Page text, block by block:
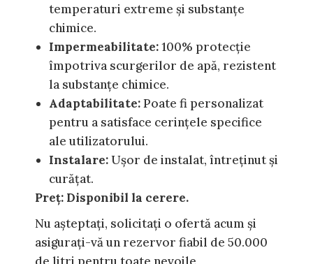
temperaturi extreme și substanțe
chimice.
Impermeabilitate:100% protecție
împotriva scurgerilor de apă, rezistent
la substanțe chimice.
Adaptabilitate:Poate fi personalizat
pentru a satisface cerințele specifice
ale utilizatorului.
Instalare:Ușor de instalat, întreținut și
curățat.
Preț: Disponibil la cerere.
Nu așteptați, solicitați o ofertă acum și
asigurați-vă un rezervor fiabil de 50.000